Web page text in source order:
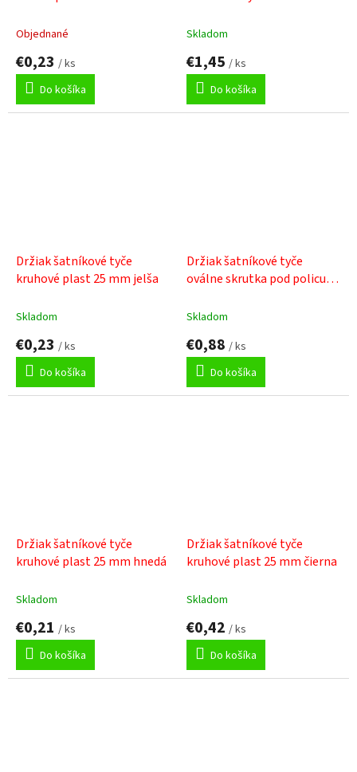
Objednané
€0,23 / ks
Do košíka
Skladom
€1,45 / ks
Do košíka
Držiak šatníkové tyče
kruhové plast 25 mm jelša
Skladom
€0,23 / ks
Do košíka
Držiak šatníkové tyče
oválne skrutka pod policu
Skladom
€0,88 / ks
Do košíka
Držiak šatníkové tyče
kruhové plast 25 mm hnedá
Skladom
€0,21 / ks
Do košíka
Držiak šatníkové tyče
kruhové plast 25 mm čierna
Skladom
€0,42 / ks
Do košíka